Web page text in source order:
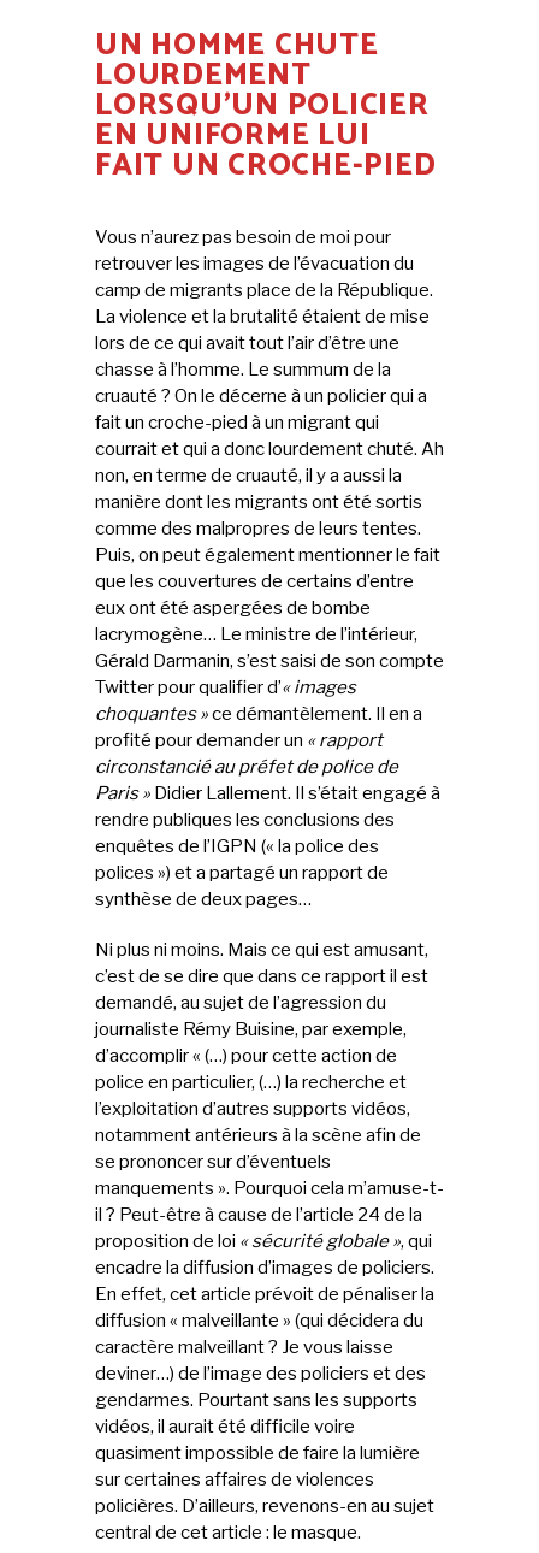
UN HOMME CHUTE
LOURDEMENT
LORSQU’UN POLICIER
EN UNIFORME LUI
FAIT UN CROCHE-PIED
Vous n’aurez pas besoin de moi pour
retrouver les images de l’évacuation du
camp de migrants place de la République.
La violence et la brutalité étaient de mise
lors de ce qui avait tout l’air d’être une
chasse à l’homme. Le summum de la
cruauté ? On le décerne à un policier qui a
fait un croche-pied à un migrant qui
courrait et qui a donc lourdement chuté. Ah
non, en terme de cruauté, il y a aussi la
manière dont les migrants ont été sortis
comme des malpropres de leurs tentes.
Puis, on peut également mentionner le fait
que les couvertures de certains d’entre
eux ont été aspergées de bombe
lacrymogène… Le ministre de l’intérieur,
Gérald Darmanin, s’est saisi de son compte
Twitter pour qualifier d’« images
choquantes »ce démantèlement. Il en a
profité pour demander un « rapport
circonstancié au préfet de police de
Paris » Didier Lallement. Il s’était engagé à
rendre publiques les conclusions des
enquêtes de l’IGPN (« la police des
polices ») et a partagé un rapport de
synthèse de deux pages…
Ni plus ni moins. Mais ce qui est amusant,
c’est de se dire que dans ce rapport il est
demandé, au sujet de l’agression du
journaliste Rémy Buisine, par exemple,
d’accomplir « (…) pour cette action de
police en particulier, (…) la recherche et
l’exploitation d’autres supports vidéos,
notamment antérieurs à la scène afin de
se prononcer sur d’éventuels
manquements ». Pourquoi cela m’amuse-t-
il ? Peut-être à cause de l’article 24 de la
proposition de loi « sécurité globale », qui
encadre la diffusion d’images de policiers.
En effet, cet article prévoit de pénaliser la
diffusion « malveillante » (qui décidera du
caractère malveillant ? Je vous laisse
deviner…) de l’image des policiers et des
gendarmes. Pourtant sans les supports
vidéos, il aurait été difficile voire
quasiment impossible de faire la lumière
sur certaines affaires de violences
policières. D’ailleurs, revenons-en au sujet
central de cet article : le masque.